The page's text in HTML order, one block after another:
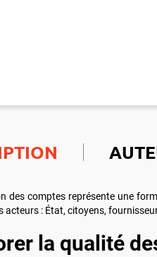
des comptes représente une
acteurs : État, citoyens,
la qualité